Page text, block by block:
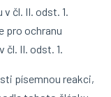
čl. II. odst. 1.
pro ochranu
II. odst. 1.
písemnou reakci,